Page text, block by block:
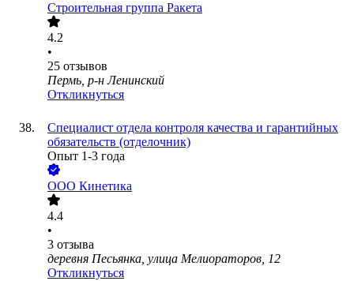
Строительная группа Ракета
4.2
•
25 отзывов
Пермь, р-н Ленинский
Откликнуться
Специалист отдела контроля качества и гарантийных
обязательств (отделочник)
Опыт 1-3 года
ООО Кинетика
4.4
•
3 отзыва
деревня Песьянка, улица Мелиораторов, 12
Откликнуться